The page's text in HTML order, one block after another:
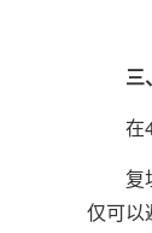
三
在4
复坦
仅可以